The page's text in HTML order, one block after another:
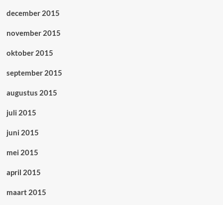
december 2015
november 2015
oktober 2015
september 2015
augustus 2015
juli 2015
juni 2015
mei 2015
april 2015
maart 2015